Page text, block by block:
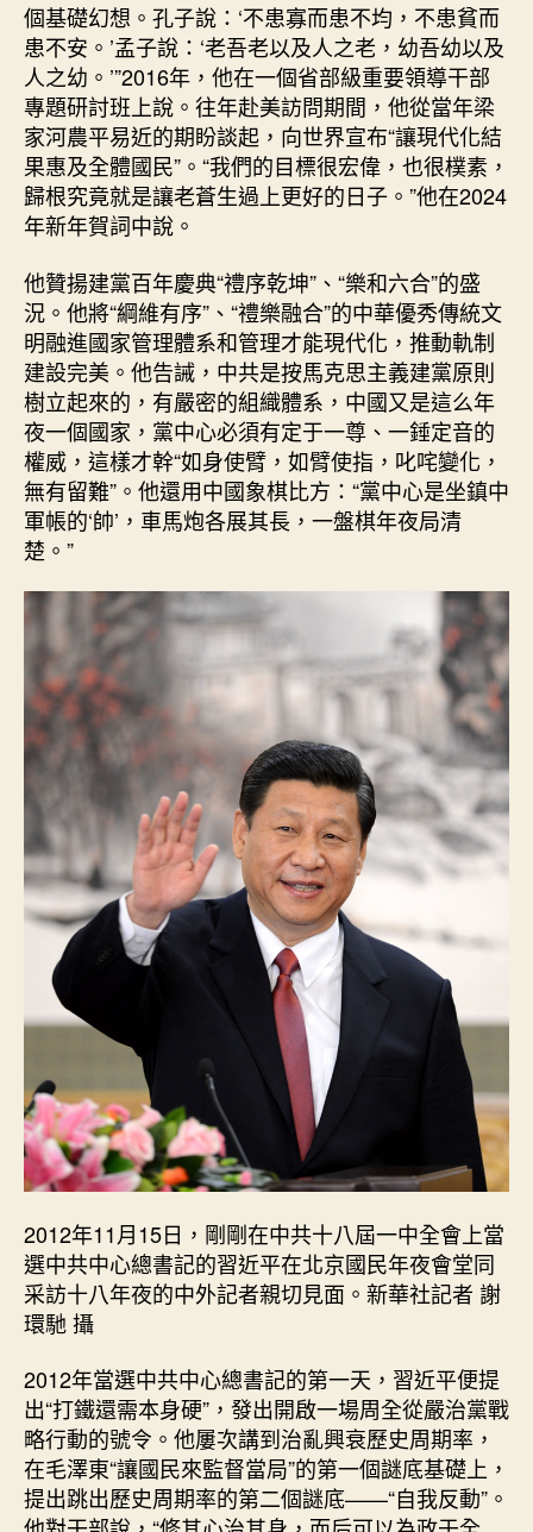
個基礎幻想。孔子說：‘不患寡而患不均，不患貧而
患不安。’孟子說：‘老吾老以及人之老，幼吾幼以及
人之幼。’”2016年，他在一個省部級重要領導干部
專題研討班上說。往年赴美訪問期間，他從當年梁
家河農平易近的期盼談起，向世界宣布“讓現代化結
果惠及全體國民”。“我們的目標很宏偉，也很樸素，
歸根究竟就是讓老蒼生過上更好的日子。”他在2024
年新年賀詞中說。
他贊揚建黨百年慶典“禮序乾坤”、“樂和六合”的盛
況。他將“綱維有序”、“禮樂融合”的中華優秀傳統文
明融進國家管理體系和管理才能現代化，推動軌制
建設完美。他告誡，中共是按馬克思主義建黨原則
樹立起來的，有嚴密的組織體系，中國又是這么年
夜一個國家，黨中心必須有定于一尊、一錘定音的
權威，這樣才幹“如身使臂，如臂使指，叱咤變化，
無有留難”。他還用中國象棋比方：“黨中心是坐鎮中
軍帳的‘帥’，車馬炮各展其長，一盤棋年夜局清
楚。”
2012年11月15日，剛剛在中共十八屆一中全會上當
選中共中心總書記的習近平在北京國民年夜會堂同
采訪十八年夜的中外記者親切見面。新華社記者 謝
環馳 攝
2012年當選中共中心總書記的第一天，習近平便提
出“打鐵還需本身硬”，發出開啟一場周全從嚴治黨戰
略行動的號令。他屢次講到治亂興衰歷史周期率，
在毛澤東“讓國民來監督當局”的第一個謎底基礎上，
提出跳出歷史周期率的第二個謎底——“自我反動”。